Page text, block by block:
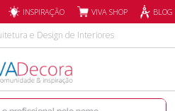
INSPIRAÇÃO VIVA SHOP
e Design de Interiores